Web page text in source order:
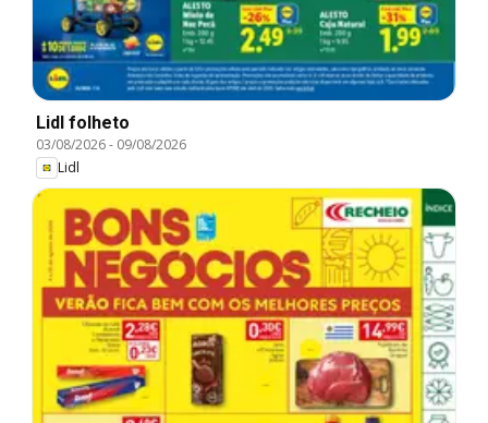
Lidl folheto
03/08/2026- 09/08/2026
Lidl